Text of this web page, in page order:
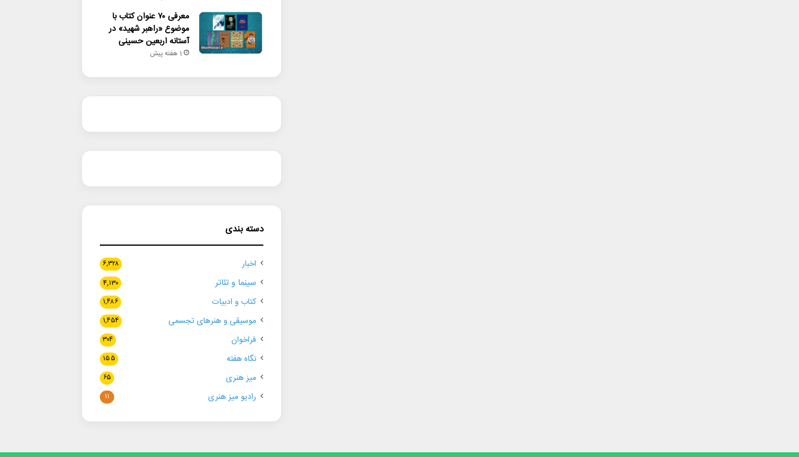
معرفی ۷۰ عنوان کتاب با
موضوع «راهبر شهید» در
آستانه اربعین حسینی
1 هفته پیش
دسته بندی
اخبار ۶,۳۲۸
سینما و تئاتر ۴,۱۳۰
کتاب و ادبیات ۱,۴۸۶
موسیقی و هنرهای تجسمی ۱,۴۵۴
فراخوان ۳۰۴
نگاه هفته ۱۵۵
میز هنری ۶۵
رادیو میز هنری ۱۱